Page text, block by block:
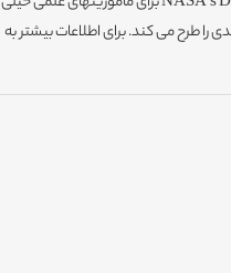
طرح می کند. برای اطلاعات بیشتر به